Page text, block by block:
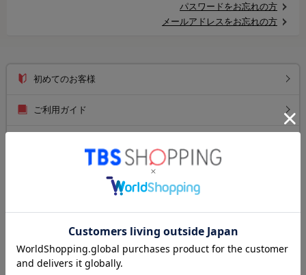
パスワードをお忘れの方
メールアドレスをお忘れの方
初めてのお客様
ご利用ガイド
よくあるご質問
お問い合わせ